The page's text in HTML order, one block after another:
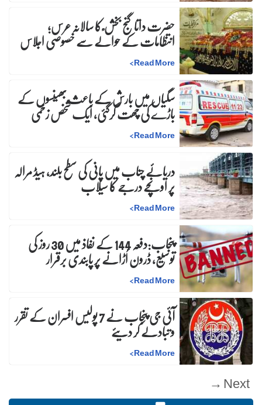
حضرت داتا گنج بخش ؒ کا سالانہ عرس;
انتظامات کے حوالے سے خصوصی اجلاس
Read More
>
سگیاں میں بارش کے باعث بھینسوں کے
باڑے کی چھت گرگئی، ایک شخص زخمی
Read More
>
دریائے چناب میں پانی کی سطح بلند، ہیڈ مرالہ
پر اونچے درجے کا سیلاب
Read More
>
پنجاب:دفعہ 144 کے نفاذ میں 30 روز کیتوسیع، ڈرون اُڑانے پر پابندی برقرار
Read More
>
آئی جی پنجاب نے 7 پولیس افسران کے تقرر و تبادلے کر دیئے
Read More
>
Next →